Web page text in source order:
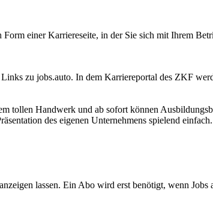
einer Karriereseite, in der Sie sich mit Ihrem
zu jobs.auto. In dem Karriereportal des ZKF
Handwerk und ab sofort können
des eigenen Unter­nehmens spie­lend einfach.
lassen. Ein Abo wird erst benötigt, wenn Jobs